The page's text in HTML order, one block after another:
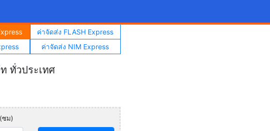
ค่าจัดส่ง FLASH Express
ค่าจัดส่ง NIM Express
ทั่วประเทศ
ซม)